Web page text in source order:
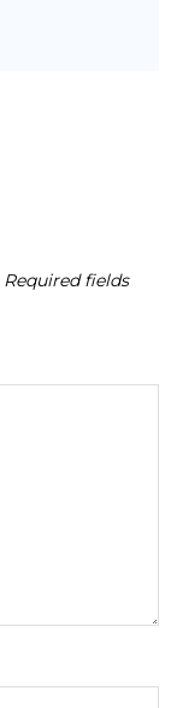
Required fields